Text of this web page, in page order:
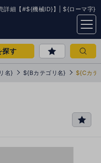
詳細【#${機械ID}】| ${ローマ字}
menu
探す
名} ${Bカテゴリ名} ${Cカテ
favo